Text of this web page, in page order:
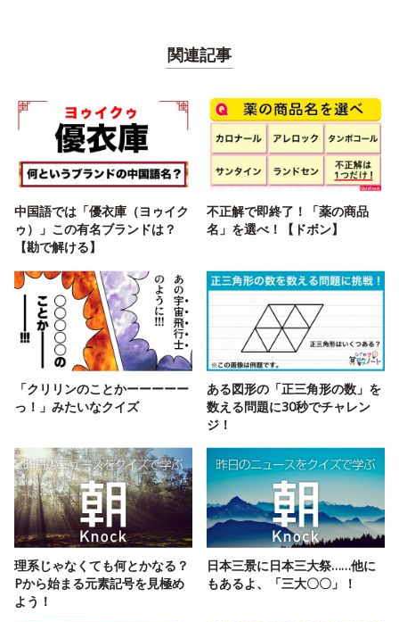
関連記事
中国語では「優衣庫（ヨゥイク
ゥ）」この有名ブランドは？
【勘で解ける】
不正解で即終了！「薬の商品
名」を選べ！【ドボン】
「クリリンのことかーーーーー
っ！」みたいなクイズ
ある図形の「正三角形の数」を
数える問題に30秒でチャレン
ジ！
理系じゃなくても何とかなる？
Pから始まる元素記号を見極め
よう！
日本三景に日本三大祭……他に
もあるよ、「三大〇〇」！